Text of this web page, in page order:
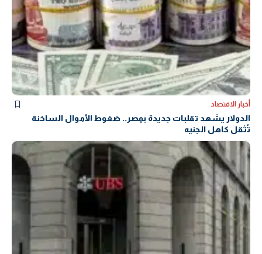
أخبار الاقتصاد
الدولار يشهد تقلبات جديدة بمِصر.. ضغوط الأموال الساخنة
تُثقل كاهل الجنيه